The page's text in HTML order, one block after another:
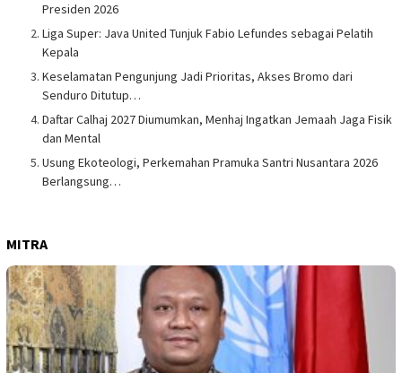
Presiden 2026
Liga Super: Java United Tunjuk Fabio Lefundes sebagai Pelatih
Kepala
Keselamatan Pengunjung Jadi Prioritas, Akses Bromo dari
Senduro Ditutup…
Daftar Calhaj 2027 Diumumkan, Menhaj Ingatkan Jemaah Jaga Fisik
dan Mental
Usung Ekoteologi, Perkemahan Pramuka Santri Nusantara 2026
Berlangsung…
MITRA